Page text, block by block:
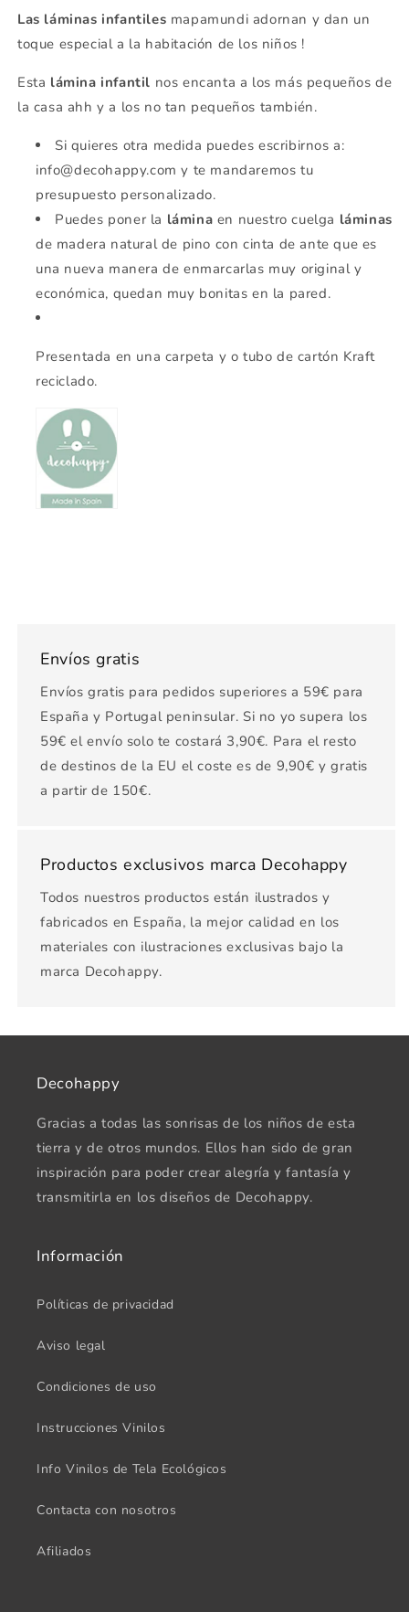
Las láminas infantiles mapamundi adornan y dan un
toque especial a la habitación de los niños !
Esta lámina infantil nos encanta a los más pequeños de
la casa ahh y a los no tan pequeños también.
Si quieres otra medida puedes escribirnos a:
info@decohappy.com y te mandaremos tu
presupuesto personalizado.
Puedes poner la lámina en nuestro cuelga láminas
de madera natural de pino con cinta de ante que es
una nueva manera de enmarcarlas muy original y
económica, quedan muy bonitas en la pared.
Presentada en una carpeta y o tubo de cartón Kraft
reciclado.
Envíos gratis
Envíos gratis para pedidos superiores a 59€ para
España y Portugal peninsular. Si no yo supera los
59€ el envío solo te costará 3,90€. Para el resto
de destinos de la EU el coste es de 9,90€ y gratis
a partir de 150€.
Productos exclusivos marca Decohappy
Todos nuestros productos están ilustrados y
fabricados en España, la mejor calidad en los
materiales con ilustraciones exclusivas bajo la
marca Decohappy.
Decohappy
Gracias a todas las sonrisas de los niños de esta
tierra y de otros mundos. Ellos han sido de gran
inspiración para poder crear alegría y fantasía y
transmitirla en los diseños de Decohappy.
Información
Políticas de privacidad
Aviso legal
Condiciones de uso
Instrucciones Vinilos
Info Vinilos de Tela Ecológicos
Contacta con nosotros
Afiliados